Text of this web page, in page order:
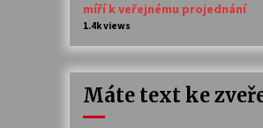
míří k veřejnému projednání
1.4k views
Máte text ke